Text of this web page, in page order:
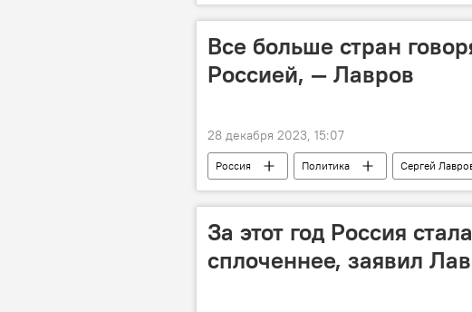
очковтирательство
Все больше стран
Россией, — Лавров
28 декабря 2023, 15:07
Россия Политика Сергей
За этот год Россия
сплоченнее, заявил